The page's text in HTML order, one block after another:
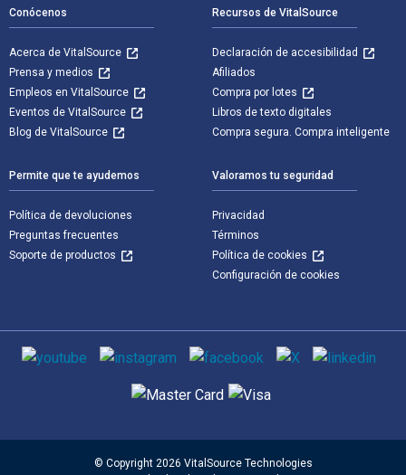
Conócenos
Acerca de VitalSource
Prensa y medios
Empleos en VitalSource
Eventos de VitalSource
Blog de VitalSource
Recursos de VitalSource
Declaración de accesibilidad
Afiliados
Compra por lotes
Libros de texto digitales
Compra segura. Compra inteligente
Permite que te ayudemos
Política de devoluciones
Preguntas frecuentes
Soporte de productos
Valoramos tu seguridad
Privacidad
Términos
Política de cookies
Configuración de cookies
Medios de comunicación social
Métodos de pago admitidos
© Copyright 2026 VitalSource Technologies